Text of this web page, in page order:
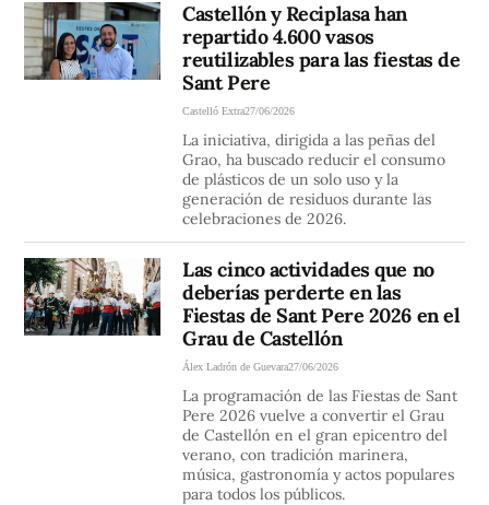
Castellón y Reciplasa han
repartido 4.600 vasos
reutilizables para las fiestas de
Sant Pere
Castelló Extra27/06/2026
La iniciativa, dirigida a las peñas del
Grao, ha buscado reducir el consumo
de plásticos de un solo uso y la
generación de residuos durante las
celebraciones de 2026.
Las cinco actividades que no
deberías perderte en las
Fiestas de Sant Pere 2026 en el
Grau de Castellón
Álex Ladrón de Guevara27/06/2026
La programación de las Fiestas de Sant
Pere 2026 vuelve a convertir el Grau
de Castellón en el gran epicentro del
verano, con tradición marinera,
música, gastronomía y actos populares
para todos los públicos.